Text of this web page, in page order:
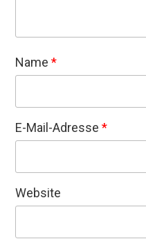
Name*
E-Mail-Adresse*
Website